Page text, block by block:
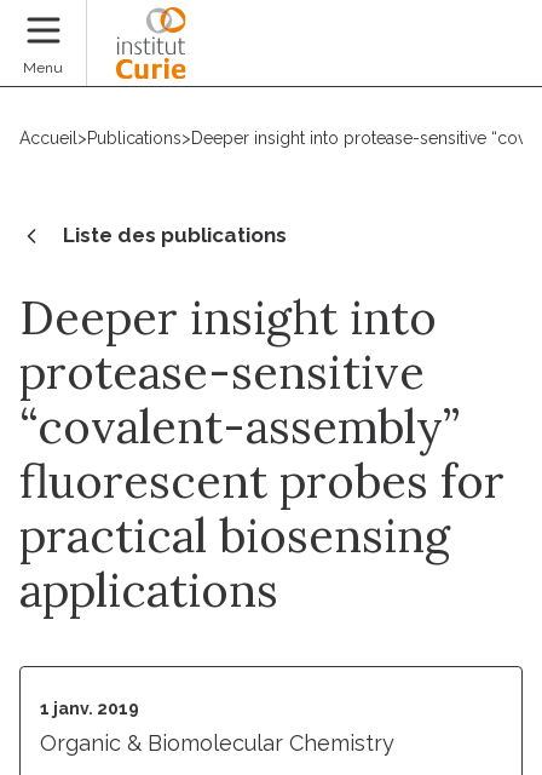
Menu
Accueil >Publications>Deeper insight into protease-sensitive
Liste des publications
Deeper insight into
protease-sensitive
“covalent-assembly”
fluorescent probes for
practical biosensing
applications
1 janv. 2019
Organic & Biomolecular Chemistry